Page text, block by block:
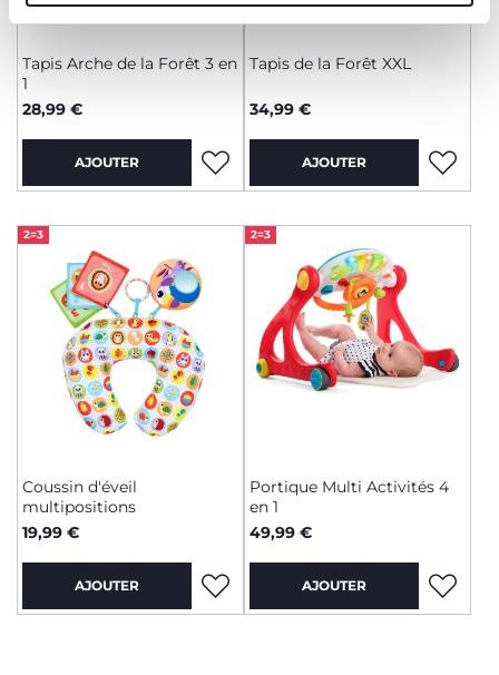
Tapis Arche de la Forêt 3 en
1
28,99 €
AJOUTER
Tapis de la Forêt XXL
34,99 €
AJOUTER
2=3
Coussin d'éveil
multipositions
19,99 €
AJOUTER
2=3
Portique Multi Activités 4
en 1
49,99 €
AJOUTER